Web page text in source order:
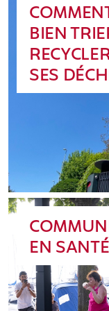
BIEN
SES
EN SANTÉ